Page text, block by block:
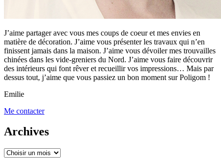
J’aime partager avec vous mes coups de coeur et mes envies en
matière de décoration. J’aime vous présenter les travaux qui n’en
finissent jamais dans la maison. J’aime vous dévoiler mes trouvailles
chinées dans les vide-greniers du Nord. J’aime vous faire découvrir
des intérieurs qui font rêver et recueillir vos impressions… Mais par
dessus tout, j’aime que vous passiez un bon moment sur Poligom !
Emilie
Me contacter
Archives